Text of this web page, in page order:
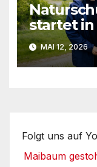
startet in
MAI 12, 2026
Folgt uns auf
Maibaum